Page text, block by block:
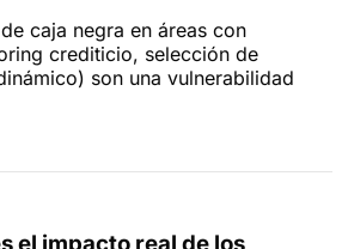
caja negra en áreas con
crediticio, selección de
son una vulnerabilidad
el impacto real de los